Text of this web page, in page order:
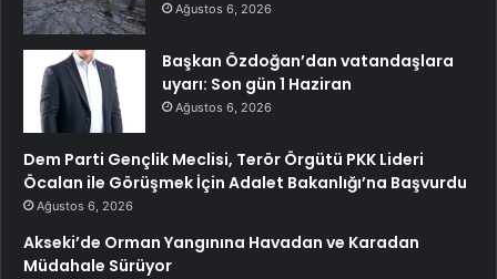
Ağustos 6, 2026
Başkan Özdoğan’dan vatandaşlara
uyarı: Son gün 1 Haziran
Ağustos 6, 2026
Dem Parti Gençlik Meclisi, Terör Örgütü PKK Lideri
Öcalan ile Görüşmek İçin Adalet Bakanlığı’na Başvurdu
Ağustos 6, 2026
Akseki’de Orman Yangınına Havadan ve Karadan
Müdahale Sürüyor